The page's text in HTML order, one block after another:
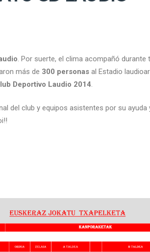
. Por suerte, el clima acompañó durante
más de 300 personas al Estadio
Deportivo Laudio 2014.
del club y equipos asistentes por su ayuda